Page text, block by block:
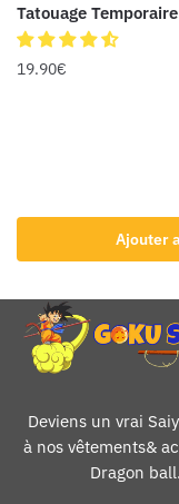
Tatouage
19.90€
Ajouter
Deviens un vrai
à nos vêtements&
Dragon ball.